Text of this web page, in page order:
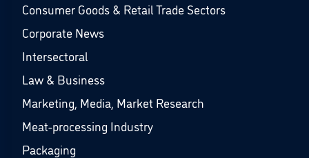
Consumer Goods & Retail Trade Sectors
Corporate News
Intersectoral
Law & Business
Marketing, Media, Market Research
Meat-processing Industry
Packaging